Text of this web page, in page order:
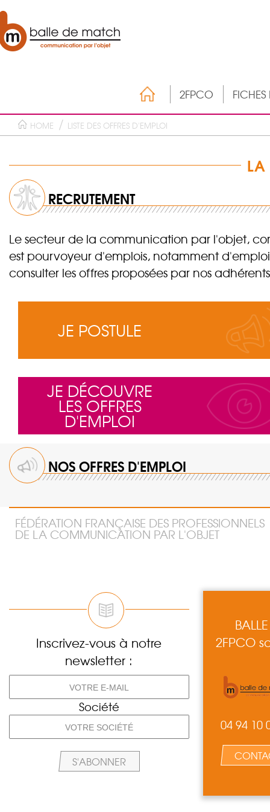
2FPCO
HOME LISTE DES OFFRES D'EMPLOI
LA
RECRUTEMENT
Le secteur de la communication par l'objet,
est pourvoyeur d'emplois, notamment
consulter les offres proposées par nos adhérents
JE POSTULE
JE DÉCOUVRE
LES OFFRES
D'EMPLOI
NOS OFFRES D'EMPLOI
FÉDÉRATION FRANÇAISE DES PROFESSIONNELS
DE LA COMMUNICATION PAR L'OBJET
Inscrivez-vous à notre
newsletter :
Société
2FPCO
04 94 10